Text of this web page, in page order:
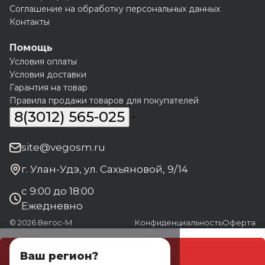
Соглашение на обработку персональных данных
Контакты
Помощь
Условия оплаты
Условия доставки
Гарантия на товар
Правила продажи товаров для покупателей
8(3012) 565-025
site@vegosm.ru
г. Улан-Удэ, ул. Сахьяновой, 9/14
с 9:00 до 18:00
Ежедневно
© 2026 Вегос-М КонфиденциальностьОферта
Ваш регион?